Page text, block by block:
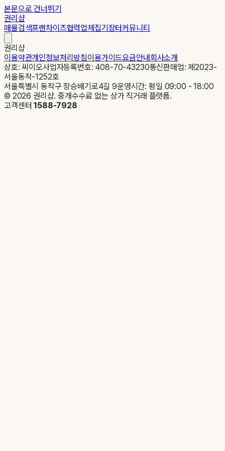
본문으로 건너뛰기
권리샵
매물검색프랜차이즈협력업체집기장터커뮤니티
권리샵
이용약관개인정보처리방침이용가이드요금안내회사소개
상호: 씨이오사업자등록번호: 408-70-43230통신판매업: 제2023-
서울동작-1252호
서울특별시 동작구 장승배기로4길 9운영시간: 평일 09:00 - 18:00
© 2026 권리샵. 중개수수료 없는 상가 직거래 플랫폼.
고객센터1588-7928